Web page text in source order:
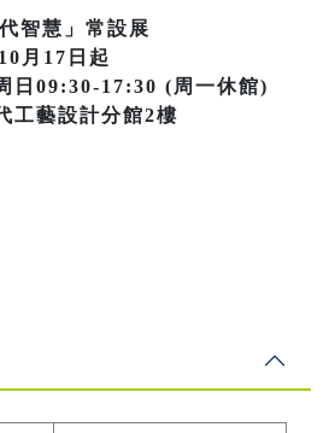
智慧」常設展
月17日起
日09:30-17:30 (周一休館)
工藝設計分館2樓